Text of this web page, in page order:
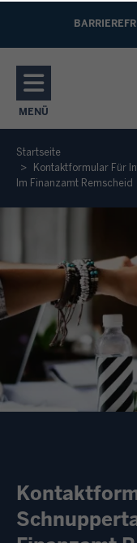
MENÜ
NAVIGATION
Startseite
Kontaktformular Für
Im Finanzamt Remscheid